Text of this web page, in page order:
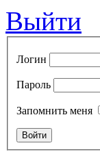
Выйти
Логин
Пароль
Запомнить меня